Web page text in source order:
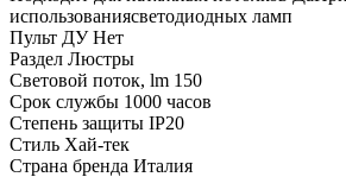
использованиясветодиодных ламп
Пульт ДУ Нет
Раздел Люстры
Световой поток, lm 150
Срок службы 1000 часов
Степень защиты IP20
Стиль Хай-тек
Страна бренда Италия